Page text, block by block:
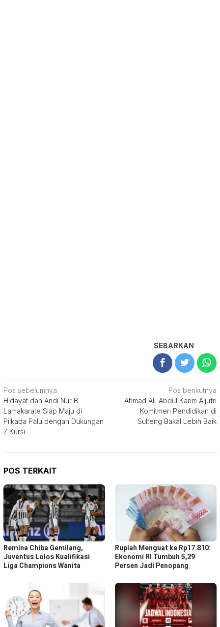
SEBARKAN
Navigasi
pos
Pos sebelumnya
Hidayat dan Andi Nur B
Lamakarate Siap Maju di
Pilkada Palu dengan Dukungan
7 Kursi
Pos berikutnya
Ahmad Ali-Abdul Karim Aljufri
Komitmen Pendidikan di
Sulteng Bakal Lebih Baik
POS TERKAIT
Remina Chiba Gemilang,
Juventus Lolos Kualifikasi
Liga Champions Wanita
Rupiah Menguat ke Rp17.810:
Ekonomi RI Tumbuh 5,29
Persen Jadi Penopang